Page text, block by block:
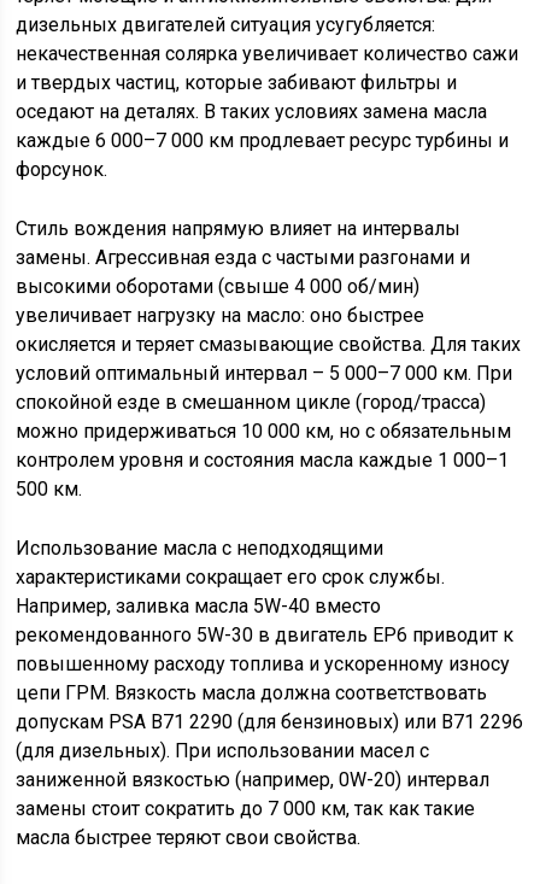
дизельных двигателей ситуация усугубляется:
некачественная солярка увеличивает количество сажи
и твердых частиц, которые забивают фильтры и
оседают на деталях. В таких условиях замена масла
каждые 6 000–7 000 км продлевает ресурс турбины и
форсунок.
Стиль вождения напрямую влияет на интервалы
замены. Агрессивная езда с частыми разгонами и
высокими оборотами (свыше 4 000 об/мин)
увеличивает нагрузку на масло: оно быстрее
окисляется и теряет смазывающие свойства. Для таких
условий оптимальный интервал – 5 000–7 000 км. При
спокойной езде в смешанном цикле (город/трасса)
можно придерживаться 10 000 км, но с обязательным
контролем уровня и состояния масла каждые 1 000–1
500 км.
Использование масла с неподходящими
характеристиками сокращает его срок службы.
Например, заливка масла 5W-40 вместо
рекомендованного 5W-30 в двигатель EP6 приводит к
повышенному расходу топлива и ускоренному износу
цепи ГРМ. Вязкость масла должна соответствовать
допускам PSA B71 2290 (для бензиновых) или B71 2296
(для дизельных). При использовании масел с
заниженной вязкостью (например, 0W-20) интервал
замены стоит сократить до 7 000 км, так как такие
масла быстрее теряют свои свойства.